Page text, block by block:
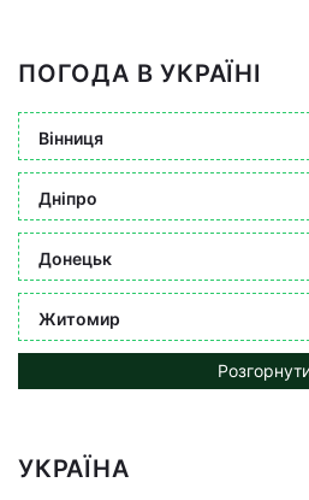
ПОГОДА В УКРАЇНІ
Вінниця
Дніпро
Донецьк
Житомир
УКРАЇНА